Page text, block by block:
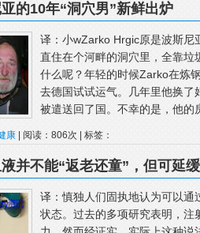
的10年“洞穴男”新鲜出炉
译：小wZarko Hrgic原是波斯尼
直住在个河畔的洞穴里，全靠
什么呢？年轻的时候Zarko在炼
去德国试试运气。几年里他换
被遣送回了国。不幸的是，他的
康 | 阅读：806次 | 标签：
并不能“返老还童”，但可延
译：慎独人们固执地认为可以通
状态。过去的多项研究表明，